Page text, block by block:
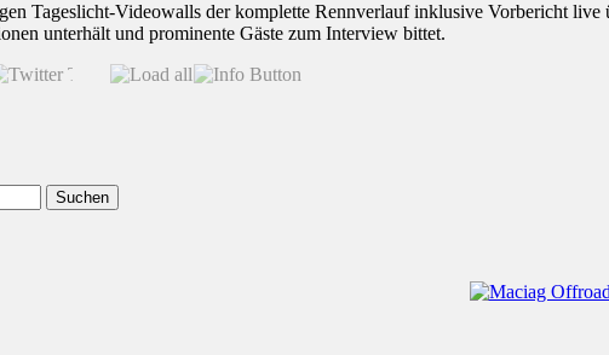
Tageslicht-Videowalls der komplette Rennverlauf inklusive Vorbericht
unterhält und prominente Gäste zum Interview bittet.
Suchen